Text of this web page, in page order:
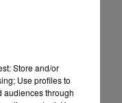
Store and/or
Use profiles to
audiences through